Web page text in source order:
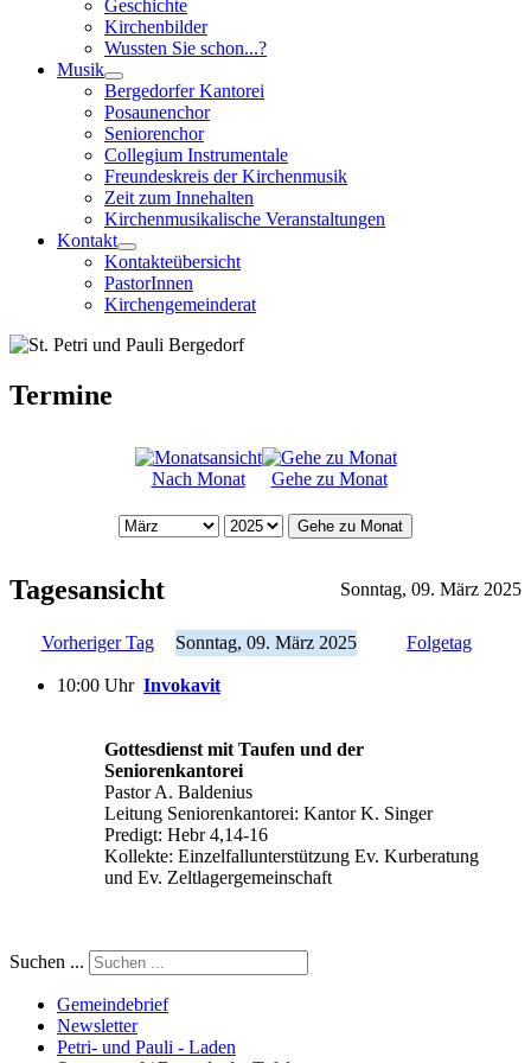
Geschichte
Kirchenbilder
Wussten Sie schon...?
Musik
Bergedorfer Kantorei
Posaunenchor
Seniorenchor
Collegium Instrumentale
Freundeskreis der Kirchenmusik
Zeit zum Innehalten
Kirchenmusikalische Veranstaltungen
Kontakt
Kontakteübersicht
PastorInnen
Kirchengemeinderat
Termine
Nach Monat Gehe zu Monat
Gehe zu Monat
Tagesansicht Sonntag, 09. März 2025
Vorheriger Tag Sonntag, 09. März 2025 Folgetag
10:00 Uhr Invokavit
Gottesdienst mit Taufen und der
Seniorenkantorei
Pastor A. Baldenius
Leitung Seniorenkantorei: Kantor K. Singer
Predigt: Hebr 4,14-16
Kollekte: Einzelfallunterstützung Ev. Kurberatung
und Ev. Zeltlagergemeinschaft
Suchen ...
Gemeindebrief
Newsletter
Petri- und Pauli - Laden